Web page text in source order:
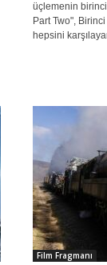
üçlemenin
Part Two", Birinci
hepsini
Film Fragmanı